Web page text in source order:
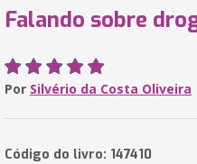
Falando sobre
Por Silvério da Costa Oliveira
Código do livro: 147410